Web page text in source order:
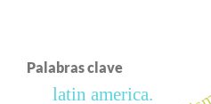
Palabras clave
latin america.